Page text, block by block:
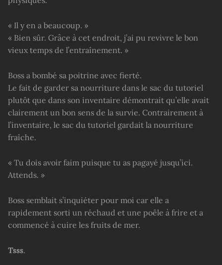
« Il y en a beaucoup. »
« Bien sûr. Grâce à cet endroit, j’ai pu revivre le bon
vieux temps de l’entraînement. »
Boss a bombé sa poitrine avec fierté.
Le fait de garder sa nourriture dans le sac du tutoriel
plutôt que dans son inventaire démontrait qu’elle avait
clairement un bon sens de la survie. Contrairement à
l’inventaire, le sac du tutoriel gardait la nourriture
fraîche.
« Tu dois avoir faim puisque tu as pagayé jusqu’ici.
Attends. »
Boss semblait s’inquiéter pour moi car elle a
rapidement sorti un réchaud et une poêle à frire et a
commencé à cuire les fruits de mer.
Tsss.